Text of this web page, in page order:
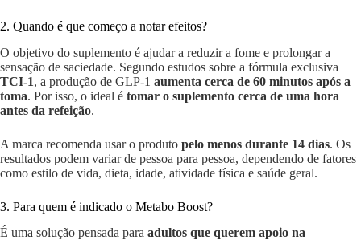
2. Quando é que começo a notar efeitos?
O objetivo do suplemento é ajudar a reduzir a fome e prolongar a
sensação de saciedade. Segundo estudos sobre a fórmula exclusiva
TCI-1, a produção de GLP-1 aumenta cerca de 60 minutos após a
toma. Por isso, o ideal é tomar o suplemento cerca de uma hora
antes da refeição.
A marca recomenda usar o produto pelo menos durante 14 dias. Os
resultados podem variar de pessoa para pessoa, dependendo de fatores
como estilo de vida, dieta, idade, atividade física e saúde geral.
3. Para quem é indicado o Metabo Boost?
É uma solução pensada para adultos que querem apoio na